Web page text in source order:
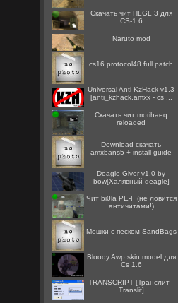
Скачать чит HLGL 3 для
CS-1.6
Naruto mod
cs16 protocol48 full patch
Universal Anti KzHack v1.3
[anti_kzhack.amxx - cs ...
Скачать чит morihaeq
reloaded
Download скачать
amxbans5 + install guide
Deagle Giver v1.0 by
bow[Халявный deagle]
Чит bi0la PE-F (не ловится
античитами!)
Мешки с песком SandBags
Bloody Awp skin model для
Cs 1.6
TRANSCRIPT [Транслит -
Translit]